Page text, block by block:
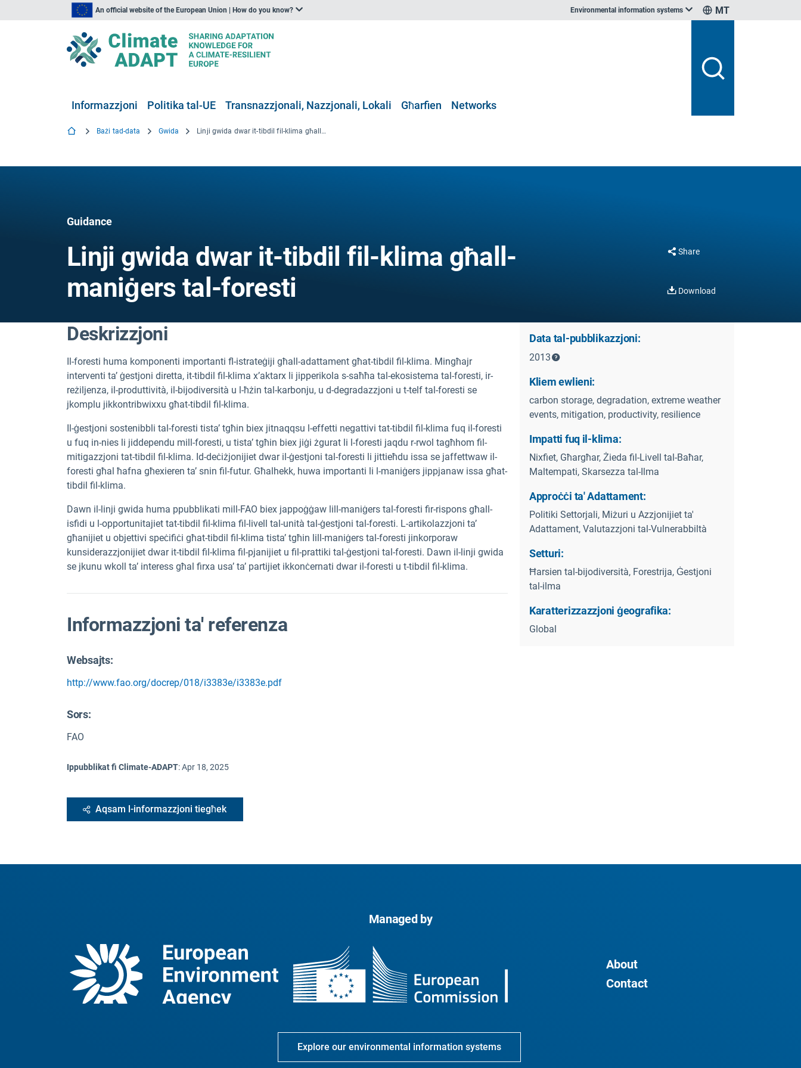
An official website of the European Union | How do you know? Environmental information systems MT
Informazzjoni Politika tal-UE Transnazzjonali, Nazzjonali, Lokali Għarfien Networks
Bażi tad-data Gwida Linji gwida dwar it-tibdil fil-klima għall-maniġers tal-foresti
Guidance
Linji gwida dwar it-tibdil fil-klima għall-
maniġers tal-foresti
Share
Download
Deskrizzjoni
Il-foresti huma komponenti importanti fl-istrateġiji għall-adattament għat-tibdil fil-klima. Mingħajr
interventi ta’ ġestjoni diretta, it-tibdil fil-klima x’aktarx li jipperikola s-saħħa tal-ekosistema tal-foresti, ir-
reżiljenza, il-produttività, il-bijodiversità u l-ħżin tal-karbonju, u d-degradazzjoni u t-telf tal-foresti se
jkomplu jikkontribwixxu għat-tibdil fil-klima.
Il-ġestjoni sostenibbli tal-foresti tista’ tgħin biex jitnaqqsu l-effetti negattivi tat-tibdil fil-klima fuq il-foresti
u fuq in-nies li jiddependu mill-foresti, u tista’ tgħin biex jiġi żgurat li l-foresti jaqdu r-rwol tagħhom fil-
mitigazzjoni tat-tibdil fil-klima. Id-deċiżjonijiet dwar il-ġestjoni tal-foresti li jittieħdu issa se jaffettwaw il-
foresti għal ħafna għexieren ta’ snin fil-futur. Għalhekk, huwa importanti li l-maniġers jippjanaw issa għat-
tibdil fil-klima.
Dawn il-linji gwida huma ppubblikati mill-FAO biex jappoġġaw lill-maniġers tal-foresti fir-rispons għall-
isfidi u l-opportunitajiet tat-tibdil fil-klima fil-livell tal-unità tal-ġestjoni tal-foresti. L-artikolazzjoni ta’
għanijiet u objettivi speċifiċi għat-tibdil fil-klima tista’ tgħin lill-maniġers tal-foresti jinkorporaw
kunsiderazzjonijiet dwar it-tibdil fil-klima fil-pjanijiet u fil-prattiki tal-ġestjoni tal-foresti. Dawn il-linji gwida
se jkunu wkoll ta’ interess għal firxa usa’ ta’ partijiet ikkonċernati dwar il-foresti u t-tibdil fil-klima.
Informazzjoni ta' referenza
Websajts:
http://www.fao.org/docrep/018/i3383e/i3383e.pdf
Sors:
FAO
Ippubblikat fi Climate-ADAPT:Apr 18, 2025
Aqsam l-informazzjoni tiegħek
Data tal-pubblikazzjoni:
2013
Kliem ewlieni:
carbon storage, degradation, extreme weather
events, mitigation, productivity, resilience
Impatti fuq il-klima:
Nixfiet, Għargħar, Żieda fil-Livell tal-Baħar,
Maltempati, Skarsezza tal-Ilma
Approċċi ta' Adattament:
Politiki Settorjali, Miżuri u Azzjonijiet ta'
Adattament, Valutazzjoni tal-Vulnerabbiltà
Setturi:
Ħarsien tal-bijodiversità, Forestrija, Ġestjoni
tal-ilma
Karatterizzazzjoni ġeografika:
Global
Managed by
About
Contact
Explore our environmental information systems